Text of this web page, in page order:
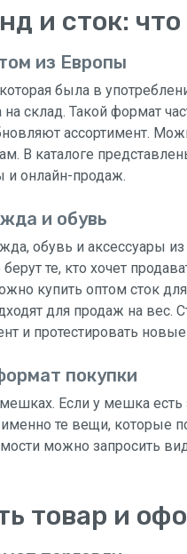
и сток:
из Европы
была в
склад. Такой формат
ассортимент.
В каталоге
и онлайн-продаж.
и обувь
обувь и аксессуары
те, кто хочет
купить оптом сток
для продаж на
и протестировать новые
покупки
Если у мешка
те вещи, которые
можно запросить
товар и